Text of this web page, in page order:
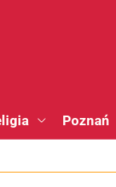
Poznań